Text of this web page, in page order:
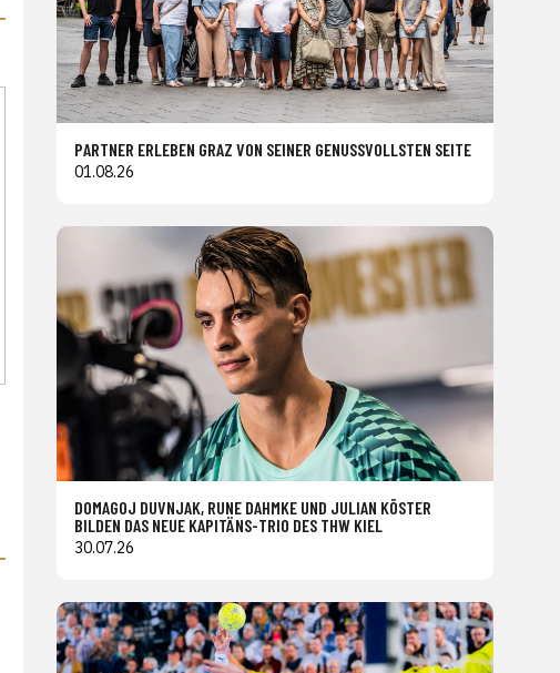
PARTNER ERLEBEN GRAZ VON SEINER GENUSSVOLLSTEN SEITE
01.08.26
DOMAGOJ DUVNJAK, RUNE DAHMKE UND JULIAN KÖSTER
BILDEN DAS NEUE KAPITÄNS-TRIO DES THW KIEL
30.07.26